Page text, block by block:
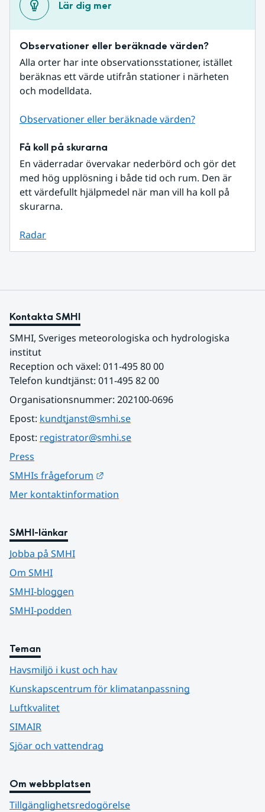
Lär dig mer
Observationer eller beräknade värden?
Alla orter har inte observationsstationer, istället
beräknas ett värde utifrån stationer i närheten
och modelldata.
Observationer eller beräknade värden?
Få koll på skurarna
En väderradar övervakar nederbörd och gör det
med hög upplösning i både tid och rum. Den är
ett värdefullt hjälpmedel när man vill ha koll på
skurarna.
Radar
Kontakta SMHI
SMHI, Sveriges meteorologiska och hydrologiska
institut
Reception och växel: 011-495 80 00
Telefon kundtjänst: 011-495 82 00
Organisationsnummer: 202100-0696
Epost: kundtjanst@smhi.se
Epost: registrator@smhi.se
Press
SMHIs frågeforum
Mer kontaktinformation
SMHI-länkar
Jobba på SMHI
Om SMHI
SMHI-bloggen
SMHI-podden
Teman
Havsmiljö i kust och hav
Kunskapscentrum för klimatanpassning
Luftkvalitet
SIMAIR
Sjöar och vattendrag
Om webbplatsen
Tillgänglighetsredogörelse